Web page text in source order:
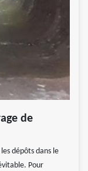
de
dépôts dans le
Pour